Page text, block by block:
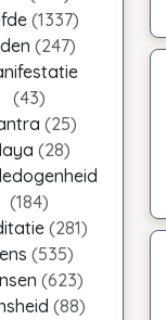
(1337)
(247)
(43)
(25)
(28)
(184)
(281)
(535)
(623)
(88)